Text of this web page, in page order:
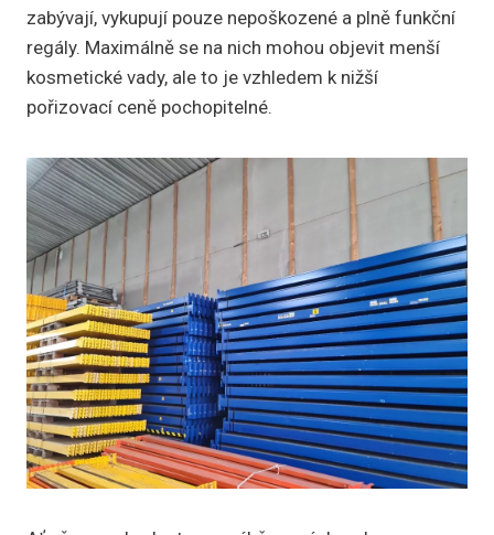
zabývají, vykupují pouze nepoškozené a plně funkční
regály. Maximálně se na nich mohou objevit menší
kosmetické vady, ale to je vzhledem k nižší
pořizovací ceně pochopitelné.